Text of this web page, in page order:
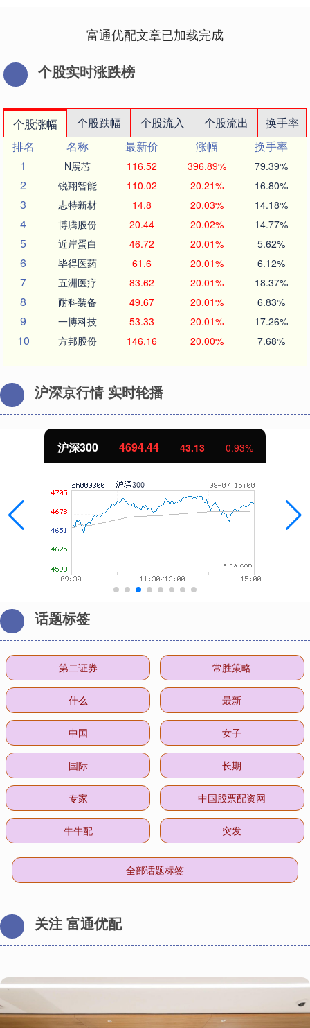
富通优配文章已加载完成
个股实时涨跌榜
个股涨幅 个股跌幅 个股流入 个股流出
换手率
排名
名称 最新价 涨幅
换手率
1
N展芯 116.52 396.89% 79.39%
2 锐翔智能 110.02 20.21% 16.80%
3 志特新材 14.8 20.03% 14.18%
4 博腾股份 20.44 20.02% 14.77%
5 近岸蛋白 46.72 20.01% 5.62%
6 毕得医药 61.6 20.01% 6.12%
7 五洲医疗 83.62 20.01% 18.37%
8 耐科装备 49.67 20.01% 6.83%
9 一博科技 53.33 20.01% 17.26%
10 方邦股份 146.16 20.00% 7.68%
沪深京行情 实时轮播
沪深300 4694.44 43.13 0.93%
话题标签
第二证券 常胜策略
什么 最新
中国 女子
国际 长期
专家 中国股票配资网
牛牛配 突发
全部话题标签
关注 富通优配